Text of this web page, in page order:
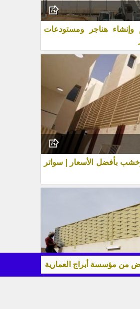
أبراج العمارية تصميم فاخر وتركيب
هناجر ومستودعات
بأفضل الأسعار | سواتر